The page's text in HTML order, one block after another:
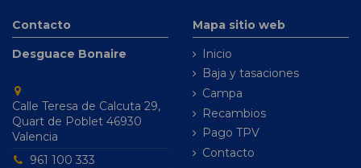
Contacto
Desguace Bonaire
Calle Teresa de Calcuta 29,
Quart de Poblet 46930
Valencia
961 100 333
Mapa sitio web
Inicio
Baja y tasaciones
Campa
Recambios
Pago TPV
Contacto